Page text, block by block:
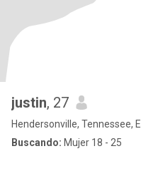
justin, 27
Hendersonville, Tennessee,
Buscando: Mujer 18 - 25